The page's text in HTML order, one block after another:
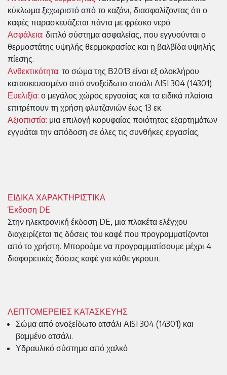
κύκλωμα ξεχωριστό από το καζάνι, διασφαλίζοντας ότι ο
καφές παρασκευάζεται πάντα με φρέσκο νερό.
Ασφάλεια: διπλό σύστημα ασφαλείας, που εγγυούνται ο
θερμοστάτης υψηλής θερμοκρασίας και η βαλβίδα υψηλής
πίεσης.
Ανθεκτικότητα: το σώμα της Β2013 είναι εξ ολοκλήρου
κατασκευασμένο από ανοξείδωτο ατσάλι AISI 304 (14301).
Ευελιξία: ο μεγάλος χώρος εργασίας και τα ειδικά πλαίσια
επιτρέπουν τη χρήση φλυτζανιών έως 13 εκ.
Αξιοπιστία: μια επιλογή κορυφαίας ποιότητας εξαρτημάτων
εγγυάται την απόδοση σε όλες τις συνθήκες εργασίας.
ΕΙΔΙΚΑ ΧΑΡΑΚΤΗΡΙΣΤΙΚΑ
Έκδοση DE
Στην ηλεκτρονική έκδοση DE, μια πλακέτα ελέγχου
διαχειρίζεται τις δόσεις του καφέ που προγραμματίζονται
από το χρήστη. Μπορούμε να προγραμματίσουμε μέχρι 4
διαφορετικές δόσεις καφέ για κάθε γκρουπ.
ΛΕΠΤΟΜΕΡΕΙΕΣ ΚΑΤΑΣΚΕΥΗΣ
Σώμα από ανοξείδωτο ατσάλι AISI 304 (14301) και
βαμμένο ατσάλι.
Υδραυλικό σύστημα από χαλκό